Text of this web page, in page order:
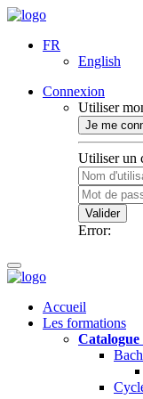
FR
English
Connexion
Utiliser
Je me
Utiliser un
Valider
Error:
Accueil
Les formations
Catalogue